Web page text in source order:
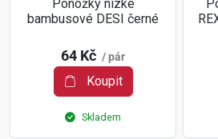
Ponožky nízké
bambusové DESI černé
64 Kč / pár
Koupit
Skladem